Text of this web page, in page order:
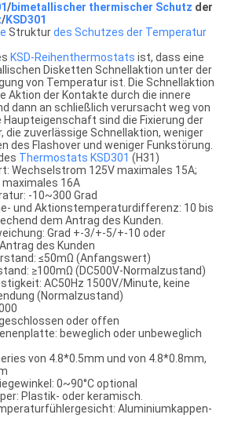
/bimetallischer thermischer Schutz der
/KSD301
Strukturdes Schutzes der Temperatur
KSD-Reihenthermostats ist, dass eine
Disketten Schnellaktion unter der
von Temperatur ist. Die Schnellaktion
Aktion der Kontakte durch die innere
dann an schließlich verursacht weg von
Haupteigenschaft sind die Fixierung der
die zuverlässige Schnellaktion, weniger
des Flashover und weniger Funkstörung.
Thermostats KSD301 (H31)
Wechselstrom 125V maximales 15A;
maximales 16A
-10~300 Grad
und Aktionstemperaturdifferenz: 10 bis
dem Antrag des Kunden.
Grad +-3/+-5/+-10 oder
des Kunden
≤50mΩ (Anfangswert)
≥100mΩ (DC500V-Normalzustand)
AC50Hz 1500V/Minute, keine
(Normalzustand)
oder offen
beweglich oder unbeweglich
von 4.8*0.5mm und von 4.8*0.8mm,
0~90°C optional
Plastik- oder keramisch.
Aluminiumkappen-